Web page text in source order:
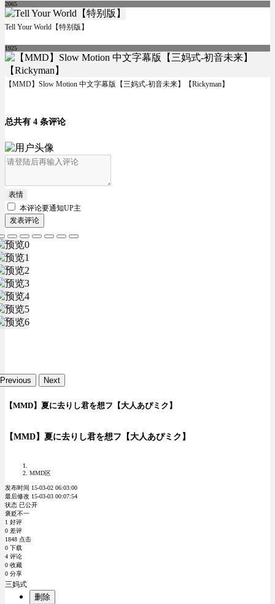
2065
Tell Your World【特别版】
1925
【MMD】Slow Motion 中文字幕版【三妈式-初音未来】【Rickyman】
总共有 4 条评论
表情
本评论要通知UP主
发表评论
Previous Next
【MMD】夏に去りし君を想フ【大人あぴミク】
【MMD】夏に去りし君を想フ【大人あぴミク】
MMD区
发布时间 15-03-02 06:03:00
最后修改 15-03-03 00:07:54
状态 已公开
褒贬不一
1 好评
0 差评
1848 点击
0 下载
4 评论
0 收藏
0 分享
三妈式
删除